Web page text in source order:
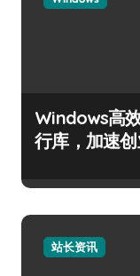
Windows高
行库，加速
站长资讯